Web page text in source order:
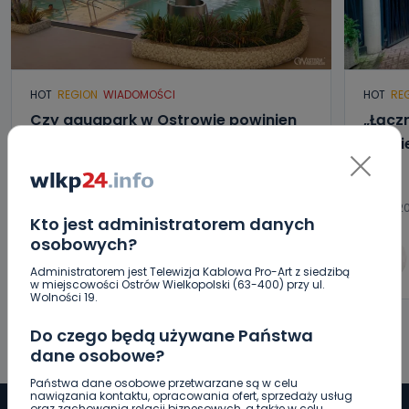
Kto jest administratorem danych
osobowych?
Administratorem jest Telewizja Kablowa Pro-Art z siedzibą
w miejscowości Ostrów Wielkopolski (63-400) przy ul.
Wolności 19.
Do czego będą używane Państwa
dane osobowe?
Państwa dane osobowe przetwarzane są w celu
nawiązania kontaktu, opracowania ofert, sprzedaży usług
HOT REGION WIADOMOŚCI
Czy aquapark w Ostrowie powinien
Arleta Zeidler
HOT